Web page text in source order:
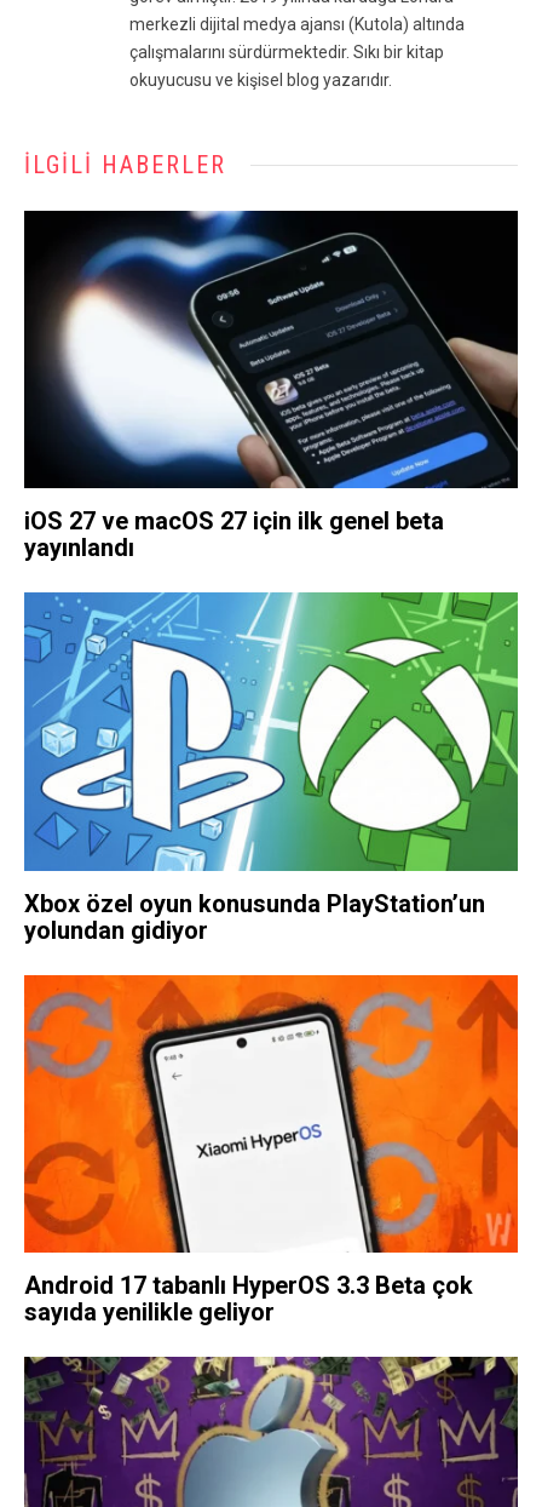
merkezli dijital medya ajansı (Kutola) altında
çalışmalarını sürdürmektedir. Sıkı bir kitap
okuyucusu ve kişisel blog yazarıdır.
İLGILI HABERLER
iOS 27 ve macOS 27 için ilk genel beta
yayınlandı
Xbox özel oyun konusunda PlayStation’un
yolundan gidiyor
Android 17 tabanlı HyperOS 3.3 Beta çok
sayıda yenilikle geliyor